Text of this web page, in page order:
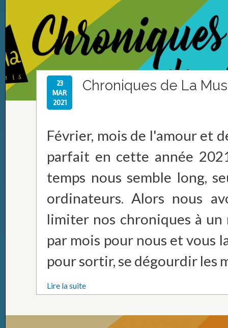
23
MAR
2021
Chroniques de La
Février, mois de l'amour et
parfait en cette année
temps nous semble long,
ordinateurs. Alors nous
limiter nos chroniques à un
par mois pour nous et vous
pour sortir, se dégourdir les
Lire la suite